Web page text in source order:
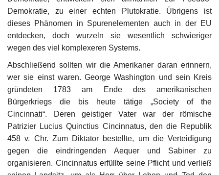
Demokratie, zu einer echten Plutokratie. Übrigens ist
dieses Phänomen in Spurenelementen auch in der EU
entdecken, doch wurzeln sie wesentlich schwieriger
wegen des viel komplexeren Systems.
Abschließend sollten wir die Amerikaner daran erinnern,
wer sie einst waren. George Washington und sein Kreis
gründeten 1783 am Ende des amerikanischen
Bürgerkriegs die bis heute tätige „Society of the
Cincinnati“. Deren geistiger Vater war der römische
Patrizier Lucius Quinctius Cincinnatus, den die Republik
458 v. Chr. Zum Diktator bestellte, um die Verteidigung
gegen die eindringenden Aequer und Sabiner zu
organisieren. Cincinnatus erfüllte seine Pflicht und verließ